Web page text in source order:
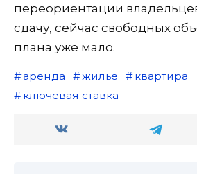
переориентации
сдачу, сейчас свободных
плана уже мало.
аренда жилье
квартира
ключевая ставка